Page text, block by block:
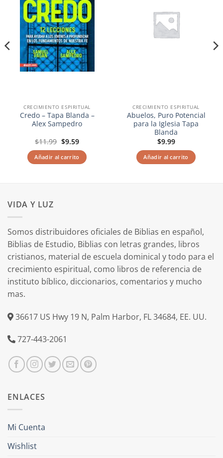
CRECIMIENTO ESPIRITUAL
Credo – Tapa Blanda –
Alex Sampedro
$11.99 El
precio
original
era:
$11.99.
$9.59El
actual
es:
$9.59.
Añadir al carrito
CRECIMIENTO ESPIRITUAL
Abuelos, Puro Potencial
para la Iglesia Tapa
Blanda
$9.99
Añadir al carrito
VIDA Y LUZ
Somos distribuidores oficiales de Biblias en español,
Biblias de Estudio, Biblias con letras grandes, libros
cristianos, material de escuela dominical y todo para el
crecimiento espiritual, como libros de referencia de
instituto bíblico, diccionarios, comentarios y mucho
mas.
36617 US Hwy 19 N, Palm Harbor, FL 34684, EE. UU.
727-443-2061
ENLACES
Mi Cuenta
Wishlist